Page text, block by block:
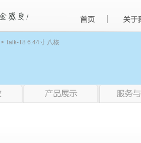
> Talk-T8 6.44寸 八核